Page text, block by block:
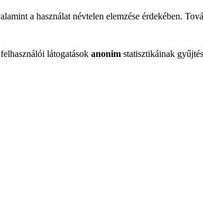
a használat névtelen elemzése érdekében.
látogatások anonim statisztikáinak